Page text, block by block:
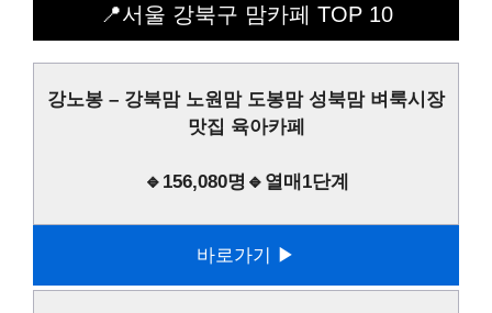
📍서울 강북구 맘카페 TOP 10
강노봉 – 강북맘 노원맘 도봉맘 성북맘 벼룩시장
맛집 육아카페
🔹156,080명🔹열매1단계
바로가기 ▶